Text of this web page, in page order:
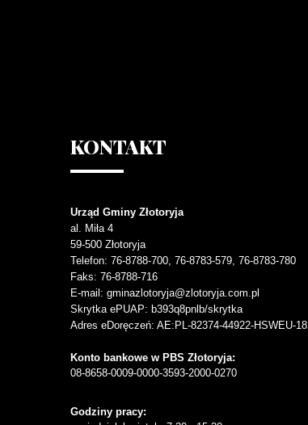
KONTAKT
Urząd Gminy Złotoryja
al. Miła 4
59-500 Złotoryja
Telefon: 76-8788-700, 76-8783-579, 76-8783-780
Faks: 76-8788-716
E-mail: gminazlotoryja@zlotoryja.com.pl
Skrytka ePUAP: b393q8pnlb/skrytka
Adres eDoręczeń: AE:PL-82374-44922-HSWEU-18
Konto bankowe w PBS Złotoryja:
08-8658-0009-0000-3593-2000-0270
Godziny pracy: